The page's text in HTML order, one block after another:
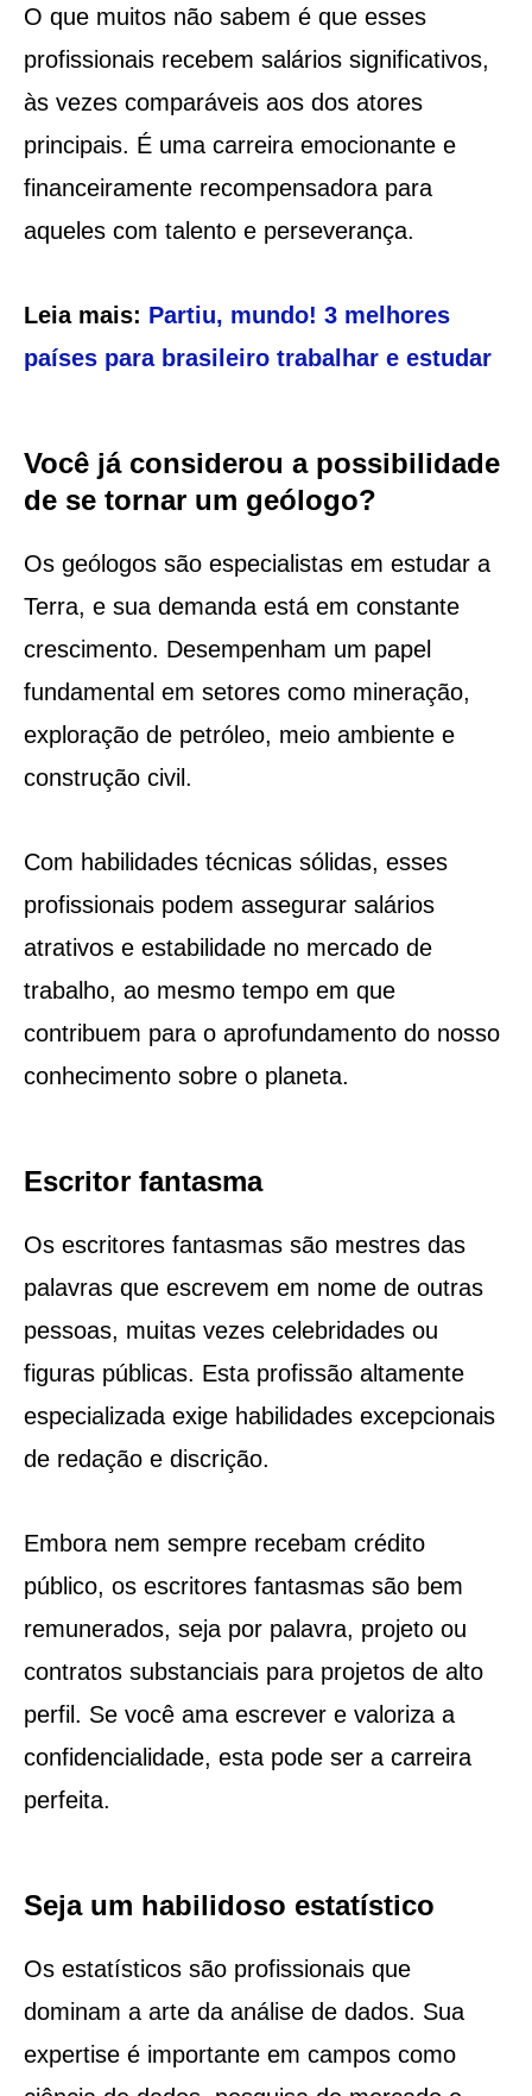
O que muitos não sabem é que esses
profissionais recebem salários significativos,
às vezes comparáveis aos dos atores
principais. É uma carreira emocionante e
financeiramente recompensadora para
aqueles com talento e perseverança.
Leia mais: Partiu, mundo! 3 melhores
países para brasileiro trabalhar e estudar
Você já considerou a possibilidade
de se tornar um geólogo?
Os geólogos são especialistas em estudar a
Terra, e sua demanda está em constante
crescimento. Desempenham um papel
fundamental em setores como mineração,
exploração de petróleo, meio ambiente e
construção civil.
Com habilidades técnicas sólidas, esses
profissionais podem assegurar salários
atrativos e estabilidade no mercado de
trabalho, ao mesmo tempo em que
contribuem para o aprofundamento do nosso
conhecimento sobre o planeta.
Escritor fantasma
Os escritores fantasmas são mestres das
palavras que escrevem em nome de outras
pessoas, muitas vezes celebridades ou
figuras públicas. Esta profissão altamente
especializada exige habilidades excepcionais
de redação e discrição.
Embora nem sempre recebam crédito
público, os escritores fantasmas são bem
remunerados, seja por palavra, projeto ou
contratos substanciais para projetos de alto
perfil. Se você ama escrever e valoriza a
confidencialidade, esta pode ser a carreira
perfeita.
Seja um habilidoso estatístico
Os estatísticos são profissionais que
dominam a arte da análise de dados. Sua
expertise é importante em campos como